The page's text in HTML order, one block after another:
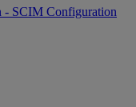
- SCIM Configuration